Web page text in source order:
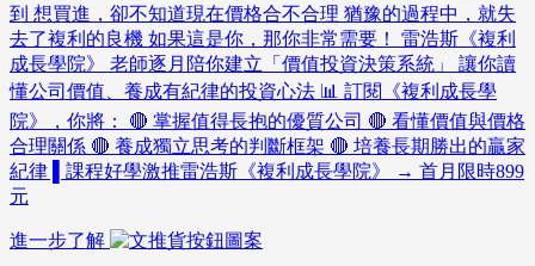
到 想買進，卻不知道現在價格合不合理 猶豫的過程中，就失
去了複利的良機 如果這是你，那你非常需要！ 雷浩斯《複利
成長學院》 老師逐月陪你建立「價值投資決策系統」 讓你讀
懂公司價值、養成有紀律的投資心法 📊 訂閱《複利成長學
院》，你將： 🔴 掌握值得長抱的優質公司 🔴 看懂價值與價格
合理關係 🔴 養成獨立思考的判斷框架 🔴 培養長期勝出的贏家
紀律 ▌課程好學激推雷浩斯《複利成長學院》 → 首月限時899
元
進一步了解